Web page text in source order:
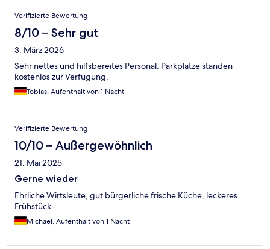
Bewertungen
Verifizierte Bewertung
8/10 – Sehr gut
3. März 2026
Sehr nettes und hilfsbereites Personal. Parkplätze standen
kostenlos zur Verfügung.
Tobias, Aufenthalt von 1 Nacht
Verifizierte Bewertung
10/10 – Außergewöhnlich
21. Mai 2025
Gerne wieder
Ehrliche Wirtsleute, gut bürgerliche frische Küche, leckeres
Frühstück.
Michael, Aufenthalt von 1 Nacht